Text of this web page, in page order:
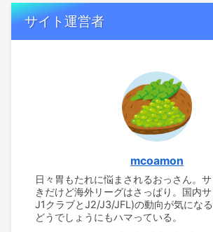
サイト運営者
mcoamon
日々胃もたれに悩まされるおっさん。
きだけど海外リーグはさっぱり。国内
J1クラブとJ2/J3/JFL)の動向が気にな
どうでしょうにもハマっている。